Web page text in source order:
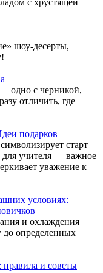
шоу-десерты,
одно с черникой,
отличить, где
подарков
старт
для учителя — важное
уважение к
условиях:
и охлаждения
до определенных
правила и советы